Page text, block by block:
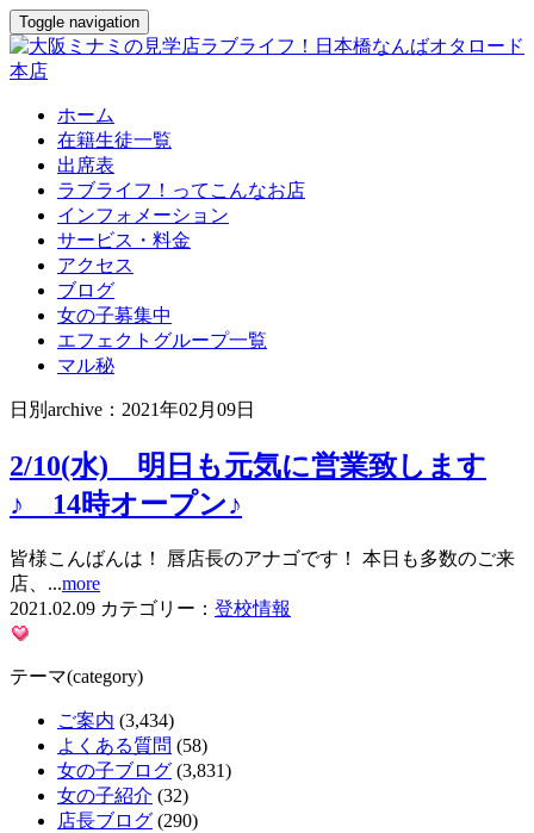
Toggle navigation
ホーム
在籍生徒一覧
出席表
ラブライフ！ってこんなお店
インフォメーション
サービス・料金
アクセス
ブログ
女の子募集中
エフェクトグループ一覧
マル秘
日別archive：2021年02月09日
2/10(水) 明日も元気に営業致します
♪ 14時オープン♪
皆様こんばんは！ 唇店長のアナゴです！ 本日も多数のご来
店、...more
2021.02.09 カテゴリー： 登校情報
テーマ(category)
ご案内 (3,434)
よくある質問 (58)
女の子ブログ (3,831)
女の子紹介 (32)
店長ブログ (290)